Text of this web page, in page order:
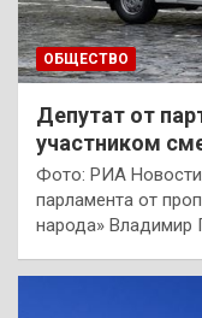
ОБЩЕСТВО
Депутат от
участником
Фото: РИА
парламента от
народа» Владимир